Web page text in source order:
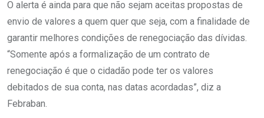
O alerta é ainda para que não sejam aceitas propostas de
envio de valores a quem quer que seja, com a finalidade de
garantir melhores condições de renegociação das dívidas.
“Somente após a formalização de um contrato de
renegociação é que o cidadão pode ter os valores
debitados de sua conta, nas datas acordadas”, diz a
Febraban.